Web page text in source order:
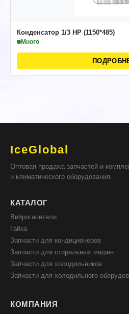
Конденсатор 1/3 НР (1150*485)
Много
IceGlobal
Оптовая продажа запчастей и
и климатического оборудования.
КАТАЛОГ
Виброгасители
Гайка
Запчасти для кондиционеров
Запчасти для стиральных машин
Запчасти для холодильников
Запчасти для холодильного
КОМПАНИЯ